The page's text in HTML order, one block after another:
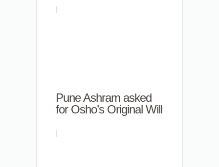
Pune Ashram asked
for Osho’s Original Will